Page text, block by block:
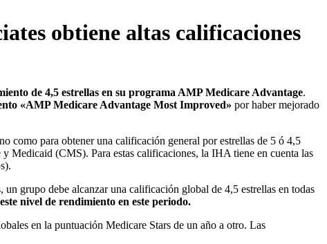
obtiene altas calificaciones
de 4,5 estrellas en su programa AMP Medicare Advantage.
«AMP Medicare Advantage Most Improved» por haber mejorado
como para obtener una calificación general por estrellas de 5 ó 4,5
Medicaid (CMS). Para estas calificaciones, la IHA tiene en cuenta las
grupo debe alcanzar una calificación global de 4,5 estrellas en todas
nivel de rendimiento en este periodo.
en la puntuación Medicare Stars de un año a otro. Las